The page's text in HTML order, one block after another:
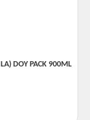
DOY PACK 900ML